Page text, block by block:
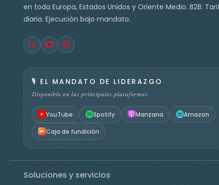
en toda Europa, Estados Unidos y Oriente Medio. B2B.
diaria. Ejecución bajo mandato.
🎙️ EL MANDATO DE LIDERAZGO
Disponible en las principales plataformas
YouTube Spotify Manzana Amazon
Caja de fundición
Soluciones y servicios